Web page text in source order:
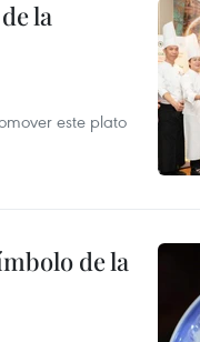
la
este plato
de la